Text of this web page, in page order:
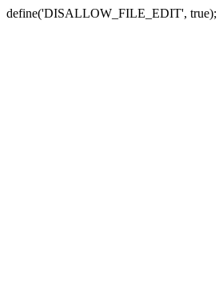
define('DISALLOW_FILE_EDIT',